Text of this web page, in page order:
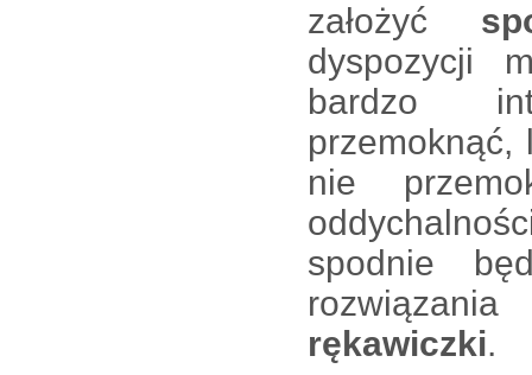
założyć
dyspozycji
bardzo
nie
spodnie
rękawiczki.